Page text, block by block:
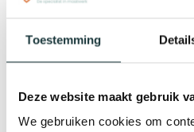
Toestemming
Deze website maakt gebruik
We gebruiken cookies om